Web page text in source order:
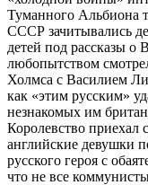
Туманного Альбиона
СССР зачитывались
детей под рассказы
любопытством
Холмса с Василием
как «этим русским»
незнакомых им
Королевство приехал
английские девушки
русского героя с
что не все